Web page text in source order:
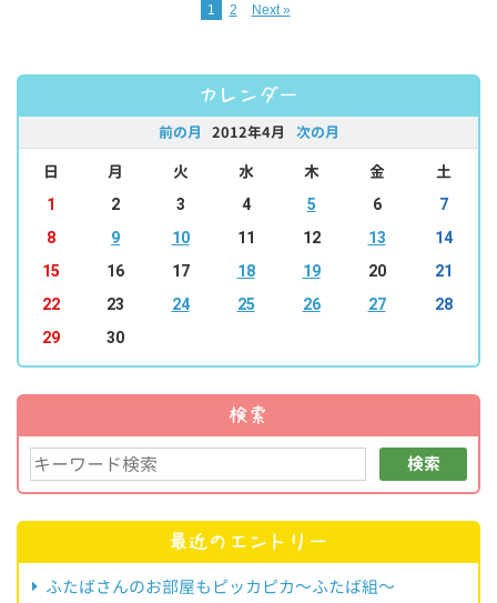
1 2 Next »
カレンダー
前の月 2012年4月 次の月
日 月 火 水 木 金 土
1 2 3 4 5 6
7
8
9 10 11 12 13
14
15
16 17 18 19 20
21
22
23 24 25 26 27
28
29
30
検索
検索
最近のエントリー
ふたばさんのお部屋もピッカピカ～ふたば組～